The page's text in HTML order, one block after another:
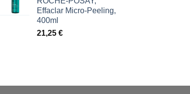
Effaclar Micro-Peeling,
400ml
21,25 €